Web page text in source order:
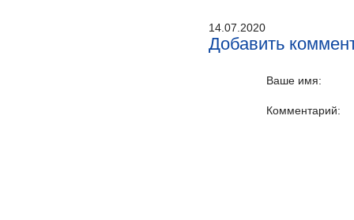
14.07.2020
Добавить
Ваше имя:
Комментарий: